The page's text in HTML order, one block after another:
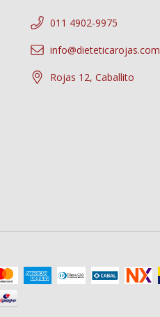
011 4902-9975
info@dieteticarojas.com
Rojas 12, Caballito